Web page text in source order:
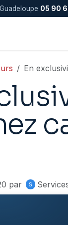
Guadeloupe 05 90
En
par